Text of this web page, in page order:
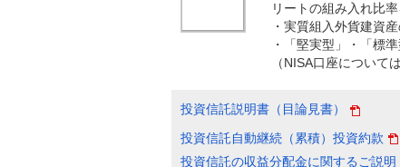
リートの組み入れ比
・実質組入外貨建資
・「堅実型」・「標
（NISA口座について
投資信託説明書（目論見書）
投資信託自動継続（累積）投資約款
投資信託の収益分配金に関するご説明